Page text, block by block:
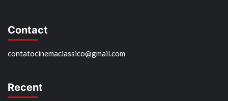
Contact
contatocinemaclassico@gmail.com
Recent